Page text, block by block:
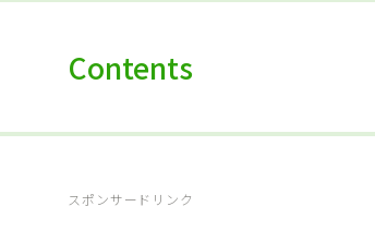
Contents
スポンサードリンク